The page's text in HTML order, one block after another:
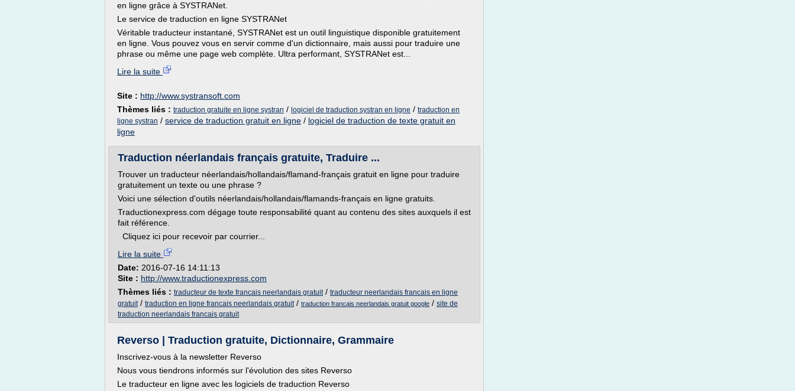
en ligne grâce à SYSTRANet.
Le service de traduction en ligne SYSTRANet
Véritable traducteur instantané, SYSTRANet est un outil linguistique disponible gratuitement
en ligne. Vous pouvez vous en servir comme d'un dictionnaire, mais aussi pour traduire une
phrase ou même une page web complète. Ultra performant, SYSTRANet est...
Lire la suite
Site : http://www.systransoft.com
Thèmes liés : traduction gratuite en ligne systran / logiciel de traduction systran en ligne / traduction en
ligne systran / service de traduction gratuit en ligne / logiciel de traduction de texte gratuit en
ligne
Traduction néerlandais français gratuite, Traduire ...
Trouver un traducteur néerlandais/hollandais/flamand-français gratuit en ligne pour traduire
gratuitement un texte ou une phrase ?
Voici une sélection d'outils néerlandais/hollandais/flamands-français en ligne gratuits.
Traductionexpress.com dégage toute responsabilité quant au contenu des sites auxquels il est
fait référence.
Cliquez ici pour recevoir par courrier...
Lire la suite
Date: 2016-07-16 14:11:13
Site : http://www.traductionexpress.com
Thèmes liés : traducteur de texte francais neerlandais gratuit/ traducteur neerlandais francais en ligne
gratuit/ traduction en ligne francais neerlandais gratuit/ traduction francais neerlandais gratuit google / site de
traduction neerlandais francais gratuit
Reverso | Traduction gratuite, Dictionnaire, Grammaire
Inscrivez-vous à la newsletter Reverso
Nous vous tiendrons informés sur l'évolution des sites Reverso
Le traducteur en ligne avec les logiciels de traduction Reverso